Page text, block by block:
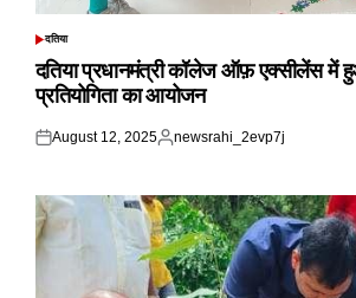
POSTED
दतिया
दतिया प्रधानमंत्री कॉलेज ऑफ़ एक्सीलेंस में
प्रतियोगिता का आयोजन
Posted
August 12, 2025
Posted
newsrahi_2evp7j